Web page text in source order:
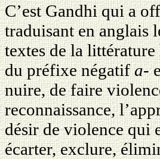
C’est Gandhi qui a
traduisant en anglais
textes de la
du préfixe négatifa-
nuire, de faire
reconnaissance,
désir de violence qui
écarter, exclure,